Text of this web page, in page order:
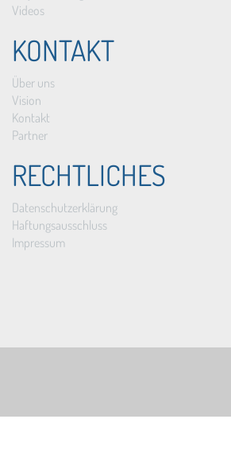
Videos
KONTAKT
Über uns
Vision
Kontakt
Partner
RECHTLICHES
Datenschutzerklärung
Haftungsausschluss
Impressum